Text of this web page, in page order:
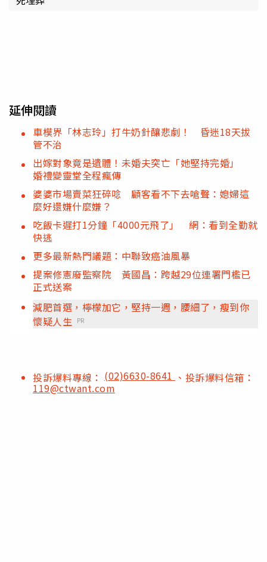
延伸閱讀
車模界「林志玲」打牛奶針釀悲劇！ 昏迷18天拔
管不治
出嫁對象竟是遺體！未婚夫突亡「她堅持完婚」
婚禮變靈堂全程瘋傳
婆婆市場賣菜狂碎唸 顧客看不下去嗆聲：媳婦這
麼好還嫌什麼嫌？
吃飯卡遲打1分鐘「4000元飛了」 網：看到全勤就
快逃
更多最新熱門議題：中聯致癌油風暴
提案修憲廢監察院 黃國昌：跨越29位連署門檻已
正式送案
減肥首選，檸檬加它，堅持一週，腰細了，瘦到你
懷疑人生 PR
投訴爆料專線： (02)6630-8641 、投訴爆料信箱：
119@ctwant.com